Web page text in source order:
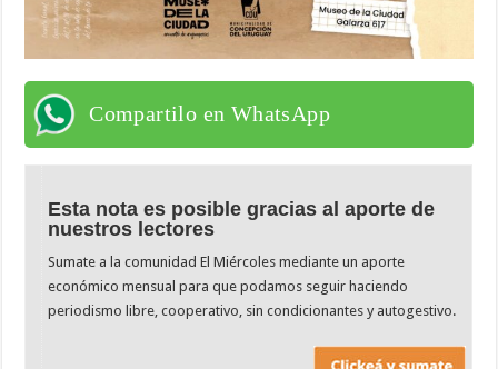
Compartilo en WhatsApp
Esta nota es posible gracias al aporte de
nuestros lectores
Sumate a la comunidad El Miércoles mediante un aporte
económico mensual para que podamos seguir haciendo
periodismo libre, cooperativo, sin condicionantes y autogestivo.